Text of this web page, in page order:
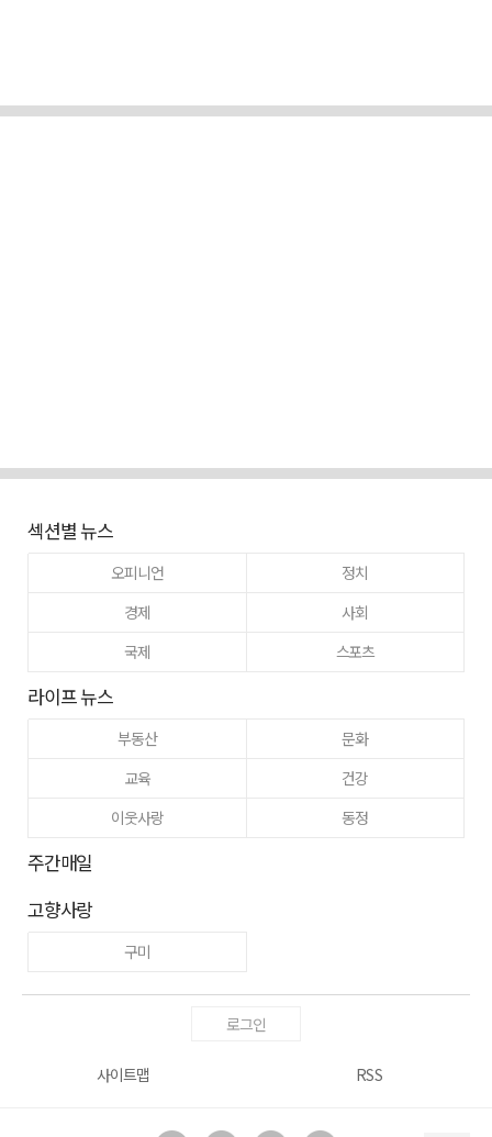
섹션별 뉴스
오피니언
정치
경제
사회
국제
스포츠
라이프 뉴스
부동산
문화
교육
건강
이웃사랑
동정
주간매일
고향사랑
구미
로그인
사이트맵 RSS